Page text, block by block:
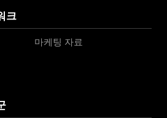
크
마케팅 자료